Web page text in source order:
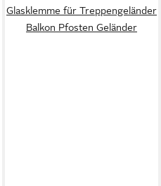
Glasklemme für Treppengeländer
Balkon Pfosten Geländer